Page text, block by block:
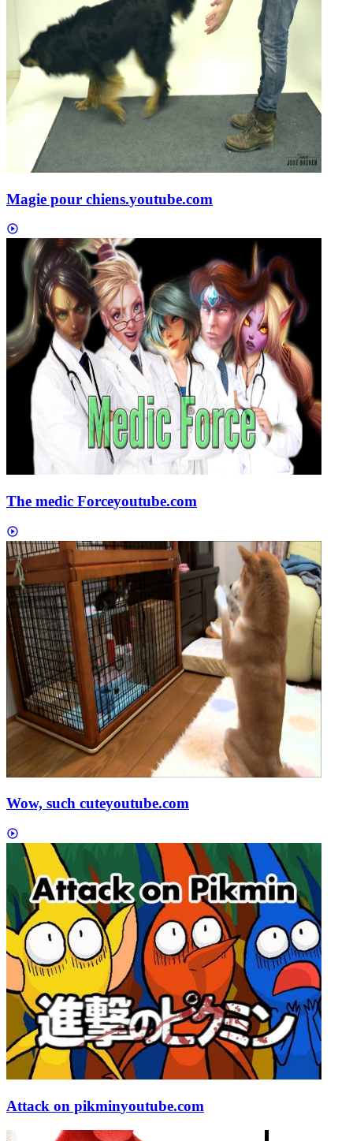
Magie pour chiens.youtube.com
The medic Forceyoutube.com
Wow, such cuteyoutube.com
Attack on pikminyoutube.com